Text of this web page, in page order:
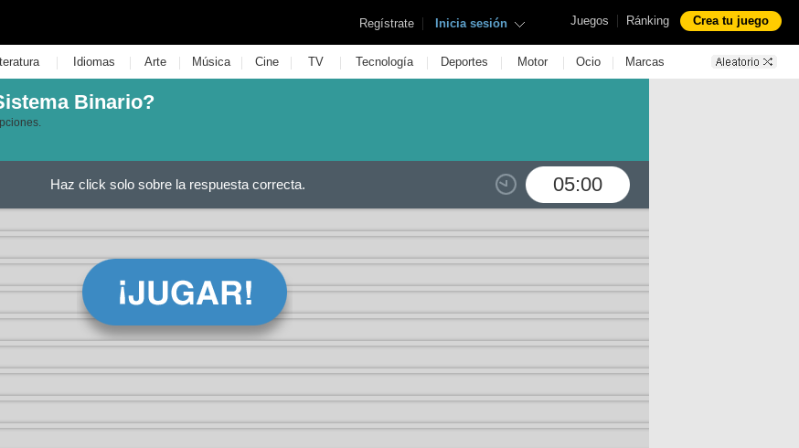
Juegos | Ránking Crea tu juego
Regístrate | Inicia sesión
| Idiomas | Arte | Música | Cine | TV | Tecnología | Deportes | Motor | Ocio | Marcas
Binario?
05:00
Haz click solo sobre la respuesta correcta.